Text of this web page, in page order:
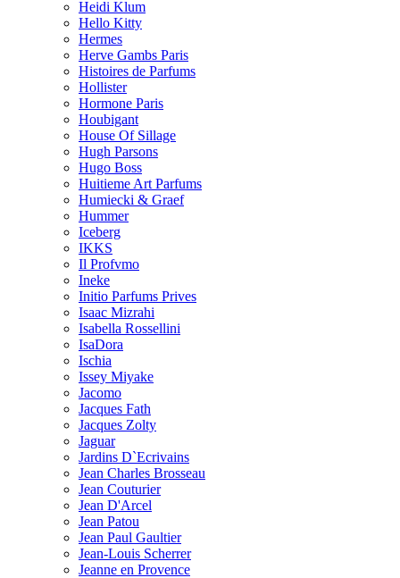
Heidi Klum
Hello Kitty
Hermes
Herve Gambs Paris
Histoires de Parfums
Hollister
Hormone Paris
Houbigant
House Of Sillage
Hugh Parsons
Hugo Boss
Huitieme Art Parfums
Humiecki & Graef
Hummer
Iceberg
IKKS
Il Profvmo
Ineke
Initio Parfums Prives
Isaac Mizrahi
Isabella Rossellini
IsaDora
Ischia
Issey Miyake
Jacomo
Jacques Fath
Jacques Zolty
Jaguar
Jardins D`Ecrivains
Jean Charles Brosseau
Jean Couturier
Jean D'Arcel
Jean Patou
Jean Paul Gaultier
Jean-Louis Scherrer
Jeanne en Provence